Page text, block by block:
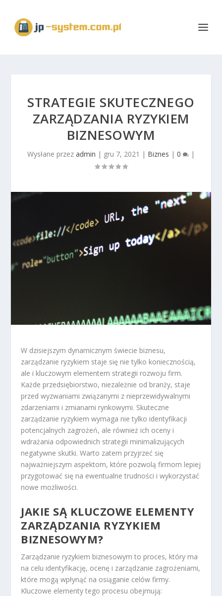
STRATEGIE SKUTECZNEGO
ZARZĄDZANIA RYZYKIEM
BIZNESOWYM
Wysłane przez admin | gru 7, 2021 | Biznes | 0 |
W dzisiejszym dynamicznym świecie biznesu,
zarządzanie ryzykiem staje się nie tylko koniecznością,
ale i kluczowym elementem strategii rozwoju firm.
Każde przedsiębiorstwo, niezależnie od branży, staje
przed wyzwaniami związanymi z nieprzewidywalnymi
zdarzeniami i zmianami rynkowymi. Skuteczne
zarządzanie ryzykiem wymaga nie tylko identyfikacji
potencjalnych zagrożeń, ale również ich oceny i
wdrażania odpowiednich strategii minimalizujących
negatywne skutki. Warto zatem przyjrzeć się
najważniejszym aspektom, które pozwolą firmom lepiej
przygotować się na ewentualne trudności i wykorzystać
nowe możliwości.
JAKIE SĄ KLUCZOWE ELEMENTY
ZARZĄDZANIA RYZYKIEM
BIZNESOWYM?
Zarządzanie ryzykiem biznesowym to proces, który ma
na celu identyfikację, ocenę i zarządzanie zagrożeniami,
które mogą wpłynąć na osiąganie celów firmy.
Kluczowe elementy tego procesu obejmują: